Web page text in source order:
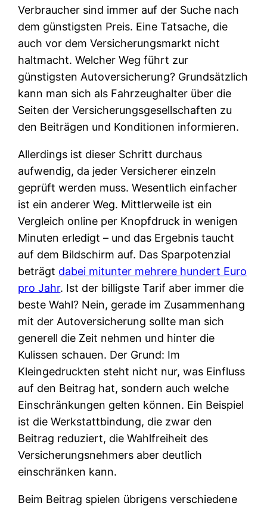
Verbraucher sind immer auf der Suche nach
dem günstigsten Preis. Eine Tatsache, die
auch vor dem Versicherungsmarkt nicht
haltmacht. Welcher Weg führt zur
günstigsten Autoversicherung? Grundsätzlich
kann man sich als Fahrzeughalter über die
Seiten der Versicherungsgesellschaften zu
den Beiträgen und Konditionen informieren.
Allerdings ist dieser Schritt durchaus
aufwendig, da jeder Versicherer einzeln
geprüft werden muss. Wesentlich einfacher
ist ein anderer Weg. Mittlerweile ist ein
Vergleich online per Knopfdruck in wenigen
Minuten erledigt – und das Ergebnis taucht
auf dem Bildschirm auf. Das Sparpotenzial
beträgt dabei mitunter mehrere hundert Euro
pro Jahr. Ist der billigste Tarif aber immer die
beste Wahl? Nein, gerade im Zusammenhang
mit der Autoversicherung sollte man sich
generell die Zeit nehmen und hinter die
Kulissen schauen. Der Grund: Im
Kleingedruckten steht nicht nur, was Einfluss
auf den Beitrag hat, sondern auch welche
Einschränkungen gelten können. Ein Beispiel
ist die Werkstattbindung, die zwar den
Beitrag reduziert, die Wahlfreiheit des
Versicherungsnehmers aber deutlich
einschränken kann.
Beim Beitrag spielen übrigens verschiedene